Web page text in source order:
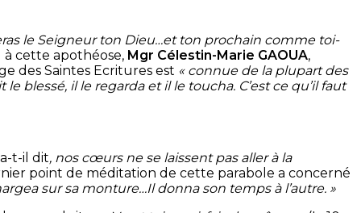
le Seigneur ton Dieu…et ton prochain comme toi-
à cette apothéose, Mgr Célestin-Marie GAOUA,
des Saintes Ecritures est « connue de la plupart des
blessé, il le regarda et il le toucha. C’est ce qu’il faut
a-t-il dit, nos cœurs ne se laissent pas aller à la
point de méditation de cette parabole a concerné
sur sa monture…Il donna son temps à l’autre. »